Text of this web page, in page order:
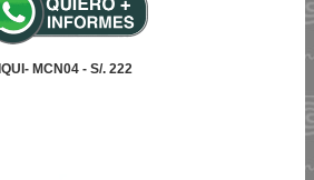
IQUI- MCN04 - S/. 222